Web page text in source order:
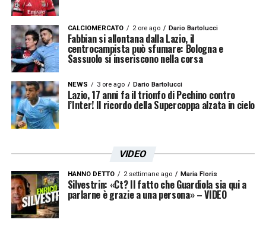
CALCIOMERCATO 2 ore ago Dario Bartolucci
Fabbian si allontana dalla Lazio, il
centrocampista può sfumare: Bologna e
Sassuolo si inseriscono nella corsa
NEWS 3 ore ago Dario Bartolucci
Lazio, 17 anni fa il trionfo di Pechino contro
l’Inter! Il ricordo della Supercoppa alzata in cielo
VIDEO
HANNO DETTO 2 settimane ago Maria Floris
Silvestrin: «Ct? Il fatto che Guardiola sia qui a
parlarne è grazie a una persona» – VIDEO